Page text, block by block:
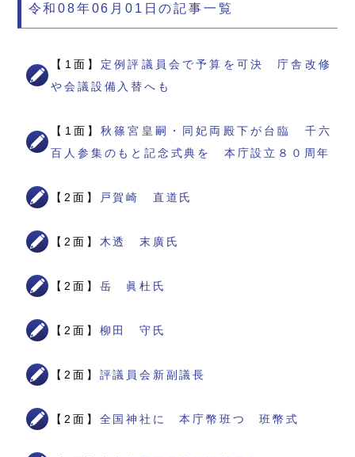
令和08年06月01日の記事一覧
【1面】 定例評議員会で予算を可決 庁舎改修
や会議設備入替へも
【1面】秋篠宮皇嗣・同妃両殿下が台臨 千六
百人参集のもと記念式典を 本庁設立８０周年
【2面】 戸賀崎 直道氏
【2面】 木透 末廣氏
【2面】 岳 眞杜氏
【2面】 柳田 守氏
【2面】 評議員会新副議長
【2面】 全国神社に 本庁幣班つ 班幣式